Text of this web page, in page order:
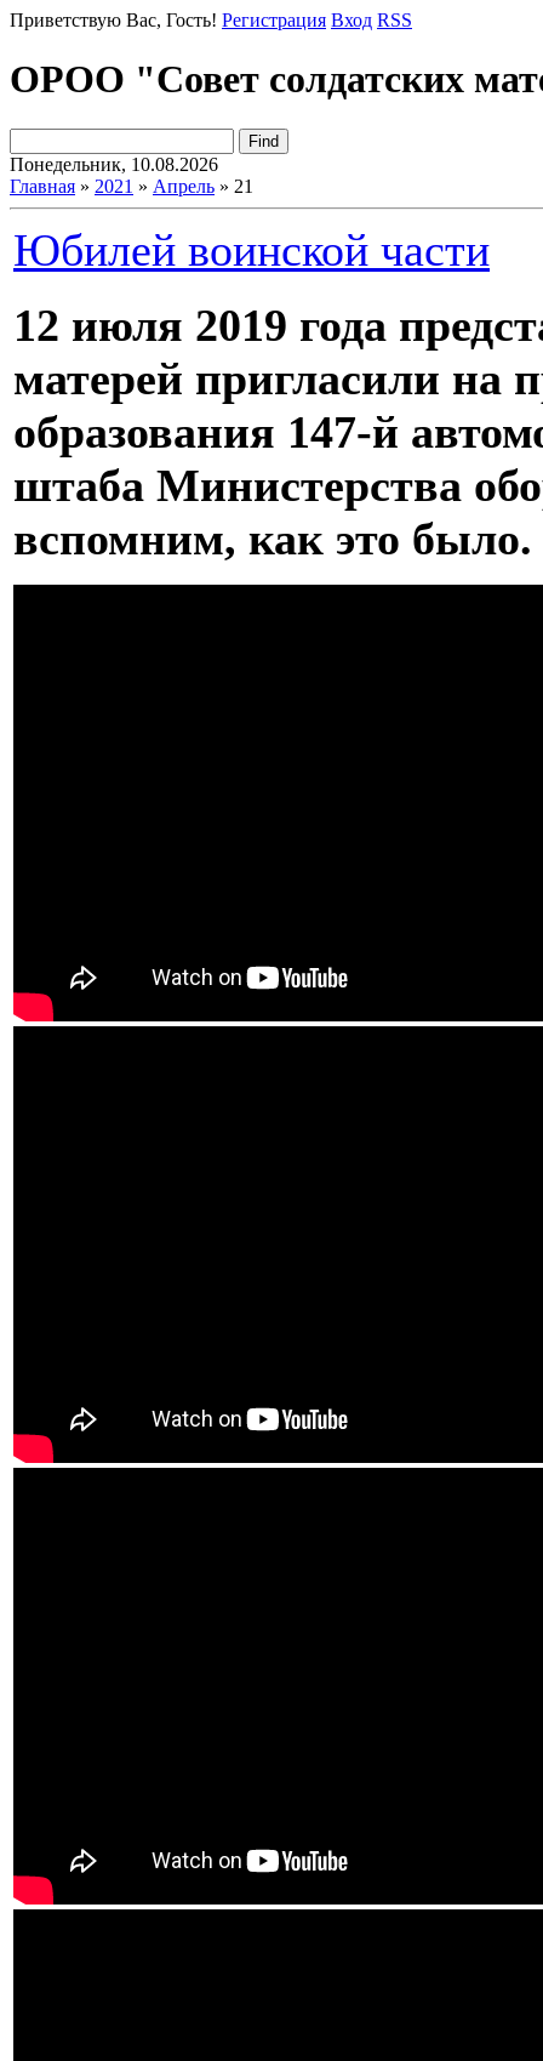
Приветствую Вас, Гость! Регистрация Вход RSS
ОРОО "Совет солдатских
Понедельник, 10.08.2026
Главная » 2021 » Апрель » 21
Юбилей воинской части
12 июля 2019 года
матерей пригласили на
образования 147-й
штаба Министерства
вспомним, как это было.